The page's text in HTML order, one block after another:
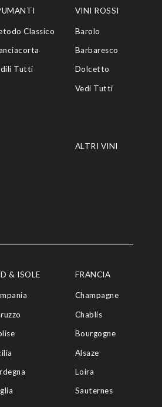
Classico
Tutti
VINI ROSSI
Barolo
Barbaresco
Dolcetto
Vedi Tutti
ALTRI VINI
& ISOLE FRANCIA
Champagne
Chablis
Bourgogne
Alsaze
Loira
Sauternes